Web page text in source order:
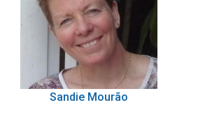
Sandie Mourão